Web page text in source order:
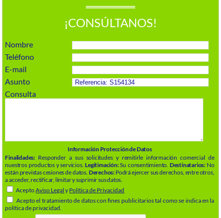
¡CONSÚLTANOS!
Nombre
Teléfono
E-mail
Asunto
Consulta
Información Protección de Datos
Finalidades: Responder a sus solicitudes y remitirle información comercial de
nuestros productos y servicios.Legitimación:Su consentimiento. Destinatarios:No
están previstas cesiones de datos. Derechos: Podrá ejercer sus derechos, entre otros,
a acceder, rectificar, limitar y suprimir sus datos.
AceptoAviso Legal y Política de Privacidad
Acepto el tratamiento de datos con fines publicitarios tal como se indica en la
política de privacidad.